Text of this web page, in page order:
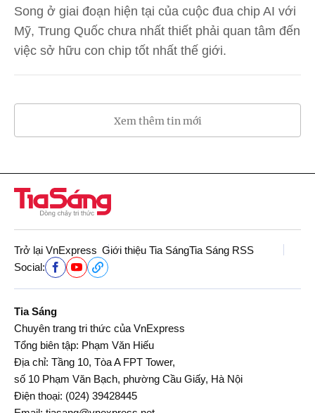
tạo được bộ vi xử lý mạnh ngang ngửa Nvidia?”
Song ở giai đoạn hiện tại của cuộc đua chip AI với
Mỹ, Trung Quốc chưa nhất thiết phải quan tâm đến
Xem thêm tin mới
Trở lại VnExpress Giới thiệu Tia Sáng
Tia Sáng
Chuyên trang tri thức của VnExpress
Tổng biên tập: Phạm Văn Hiếu
Địa chỉ: Tầng 10, Tòa A FPT Tower,
số 10 Phạm Văn Bạch, phường Cầu Giấy, Hà Nội